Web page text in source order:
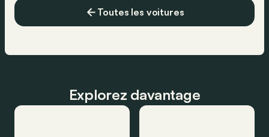
Toutes les voitures
Explorez davantage